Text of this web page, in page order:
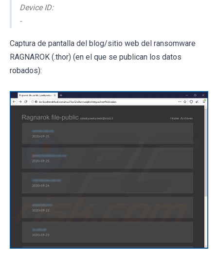
Device ID:
-
Captura de pantalla del blog/sitio web del ransomware
RAGNAROK (.thor) (en el que se publican los datos
robados):